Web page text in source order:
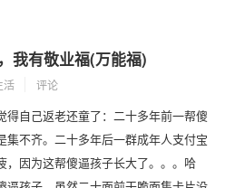
我有敬业福(万能福)
活 评论
得自己返老还童了：二十多年前一帮傻
集不齐。二十多年后一群成年人支付宝
，因为这帮傻逼孩子长大了。。。哈